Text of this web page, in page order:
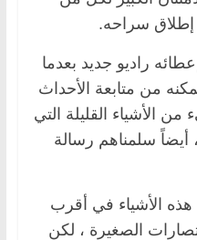
سراحه.
راديو جديد بعدما
من متابعة الأحداث
الأشياء القليلة التي
أيضاً سلمناهم رسالة
الأشياء في أقرب
الصغيرة ، لكن